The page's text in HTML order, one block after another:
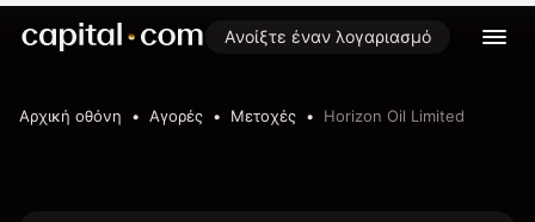
Ανοίξτε έναν λογαριασμό
Αρχική οθόνη Αγορές Μετοχές Horizon Oil Limited